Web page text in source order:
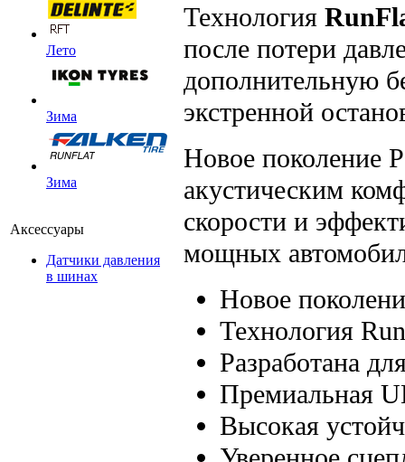
Лето
Зима
Зима
Аксессуары
Датчики давления
в шинах
Технология
после потери
дополнительную
экстренной
Новое поколение
акустическим
скорости и
мощных
Новое
Технология
Разработана
Премиальная
Высокая